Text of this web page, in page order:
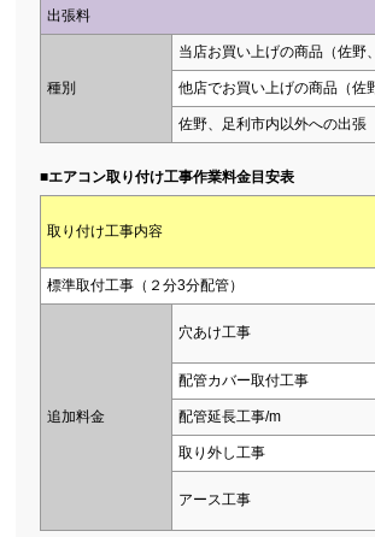
出張料
種別
当店お買い上げの商品（佐野
他店でお買い上げの商品（佐
佐野、足利市内以外への出張
■エアコン取り付け工事作業料金目安表
取り付け工事内容
標準取付工事（２分3分配管）
追加料金
穴あけ工事
配管カバー取付工事
配管延長工事/m
取り外し工事
アース工事